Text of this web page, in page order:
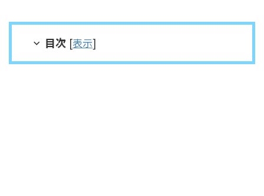
目次 [表示]